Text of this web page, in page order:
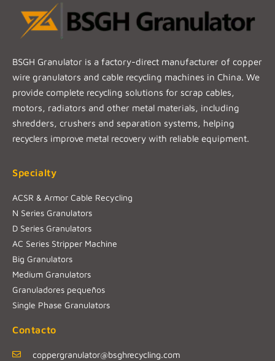
BSGH Granulator is a factory-direct manufacturer of copper
wire granulators and cable recycling machines in China. We
provide complete recycling solutions for scrap cables,
motors, radiators and other metal materials, including
shredders, crushers and separation systems, helping
recyclers improve metal recovery with reliable equipment.
Specialty
ACSR & Armor Cable Recycling
N Series Granulators
D Series Granulators
AC Series Stripper Machine
Big Granulators
Medium Granulators
Granuladores pequeños
Single Phase Granulators
Contacto
coppergranulator@bsghrecycling.com